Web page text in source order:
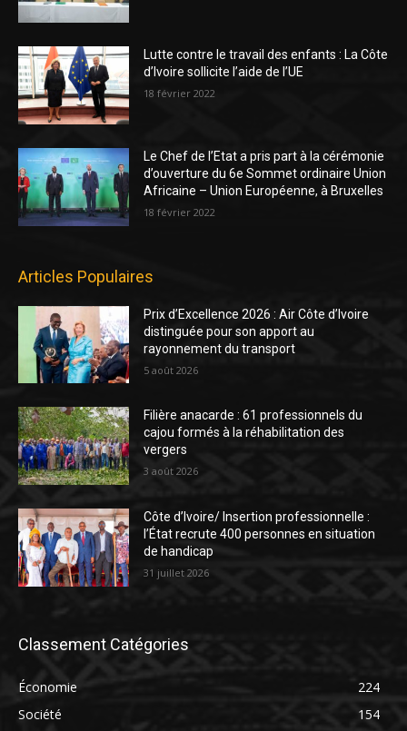
Lutte contre le travail des enfants : La Côte
d’Ivoire sollicite l’aide de l’UE
18 février 2022
Le Chef de l’Etat a pris part à la cérémonie
d’ouverture du 6e Sommet ordinaire Union
Africaine – Union Européenne, à Bruxelles
18 février 2022
Articles Populaires
Prix d’Excellence 2026 : Air Côte d’Ivoire
distinguée pour son apport au
rayonnement du transport
5 août 2026
Filière anacarde : 61 professionnels du
cajou formés à la réhabilitation des
vergers
3 août 2026
Côte d’Ivoire/ Insertion professionnelle :
l’État recrute 400 personnes en situation
de handicap
31 juillet 2026
Classement Catégories
Économie
224
Société
154